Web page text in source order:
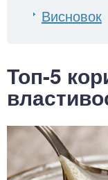
Висновок
Топ-5